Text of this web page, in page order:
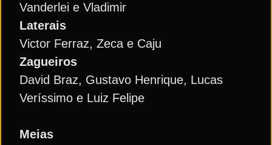
Vanderlei e Vladimir
Laterais
Victor Ferraz, Zeca e Caju
Zagueiros
David Braz, Gustavo Henrique, Lucas
Veríssimo e Luiz Felipe
Meias